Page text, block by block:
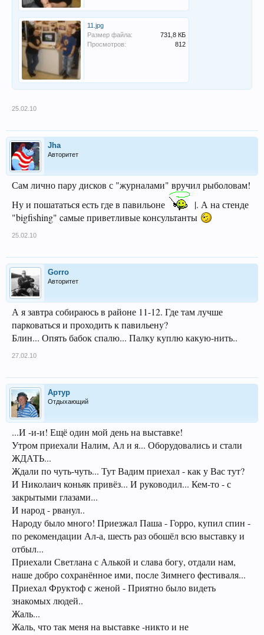
11.jpg
Размер файла:
731,8 КБ
Просмотров:
812
25.02.10
Jha
Авторитет
Сам лично пару дисков с "журналами" вручил рыболовам!
Ну и пошататься есть где в павильоне
|. А на стенде
"bigfishing" cамые приветливые консультанты
25.02.10
Gorro
Авторитет
А я завтра собираюсь в районе 11-12. Где там лучше
парковаться и проходить к павильену?
Блин... Опять бабок спалю... Палку куплю какую-нить..
27.02.10
Артур
Отдыхающий
...И -и-и! Ещё один мой день на выставке!
Утром приехали Налим, Ал и я... Оборудовались и стали
ЖДАТЬ...
Ждали по чуть-чуть... Тут Вадим приехал - как у Вас тут?
И Николаич коньяк привёз... И руководил... Кем-то - с
закрытыми глазами...
И народ - рванул..
Народу было много! Приезжал Паша - Горро, купил спин -
по рекомендации Ал-а, шесть раз обошёл всю выставку и
отбыл...
Приехали Светлана с Алькой и слава богу, отдали нам,
наше добро сохранённое ими, после Зимнего фестиваля...
Приехал Фруктоф с женой - Приятно было видеть
знакомых людей..
Жаль...
Жаль, что так меня на выставке -никто и не